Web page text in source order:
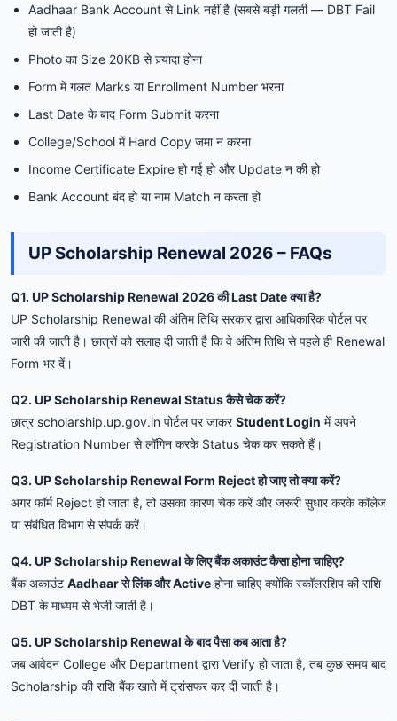
Aadhaar Bank Account से Link नहीं है (सबसे बड़ी गलती — DBT Fail
हो जाती है)
Photo का Size 20KB से ज़्यादा होना
Form में गलत Marks या Enrollment Number भरना
Last Date के बाद Form Submit करना
College/School में Hard Copy जमा न करना
Income Certificate Expire हो गई हो और Update न की हो
Bank Account बंद हो या नाम Match न करता हो
UP Scholarship Renewal 2026 – FAQs
Q1. UP Scholarship Renewal 2026 की Last Date क्या है?
UP Scholarship Renewal की अंतिम तिथि सरकार द्वारा आधिकारिक पोर्टल पर
जारी की जाती है। छात्रों को सलाह दी जाती है कि वे अंतिम तिथि से पहले ही Renewal
Form भर दें।
Q2. UP Scholarship Renewal Status कैसे चेक करें?
छात्र scholarship.up.gov.in पोर्टल पर जाकरStudent Login में अपने
Registration Number से लॉगिन करके Status चेक कर सकते हैं।
Q3. UP Scholarship Renewal Form Reject हो जाए तो क्या करें?
अगर फॉर्म Reject हो जाता है, तो उसका कारण चेक करें और जरूरी सुधार करके कॉलेज
या संबंधित विभाग से संपर्क करें।
Q4. UP Scholarship Renewal के लिए बैंक अकाउंट कैसा होना चाहिए?
बैंक अकाउंट Aadhaar से लिंक और Active होना चाहिए क्योंकि स्कॉलरशिप की राशि
DBT के माध्यम से भेजी जाती है।
Q5. UP Scholarship Renewal के बाद पैसा कब आता है?
जब आवेदन College और Department द्वारा Verify हो जाता है, तब कुछ समय बाद
Scholarship की राशि बैंक खाते में ट्रांसफर कर दी जाती है।